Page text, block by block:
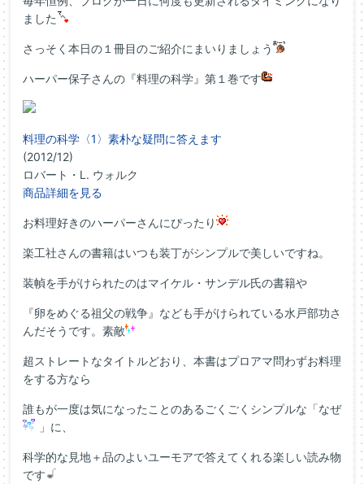
ました
さっそく本日の１冊目のご紹介にまいりましょう
ハーパー保子さんの『料理の科学』第１巻です
料理の科学〈1〉素朴な疑問に答えます
(2012/12)
ロバート・L. ウォルク
商品詳細を見る
お料理好きのハーパーさんにぴったり
楽工社さんの書籍はいつも装丁がシンプルで美しいですね。
装幀を手がけられたのはマイケル・サンデル氏の書籍や
『卵をめぐる祖父の戦争』なども手がけられている水戸部功さ
んだそうです。素敵
超ストレートなタイトルどおり、本書はプロアマ問わずお料理
をする方なら
誰もが一度は気になったことのあるごくごくシンプルな「なぜ
」に、
科学的な見地＋品のよいユーモアで答えてくれる楽しい読み物
です